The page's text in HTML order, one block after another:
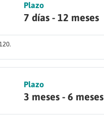
Plazo
7 días - 12 meses
Plazo
3 meses - 6 meses